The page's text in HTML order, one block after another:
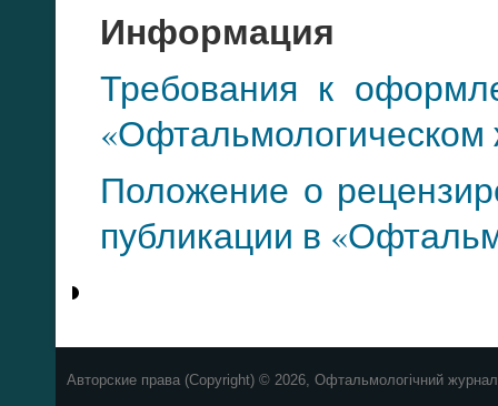
Информация
Требования к
«Офтальмологическом
Положение о
публикации в
Авторские права (Copyright) © 2026, Офтальмологічний